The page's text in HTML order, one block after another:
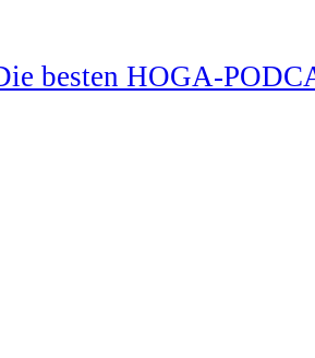
besten HOGA-